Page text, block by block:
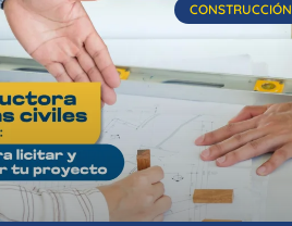
CONSTRUCCIÓN